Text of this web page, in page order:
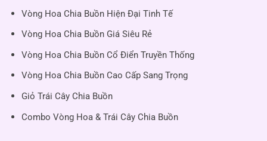
Vòng Hoa Chia Buồn Hiện Đại Tinh Tế
Vòng Hoa Chia Buồn Giá Siêu Rẻ
Vòng Hoa Chia Buồn Cổ Điển Truyền Thống
Vòng Hoa Chia Buồn Cao Cấp Sang Trọng
Giỏ Trái Cây Chia Buồn
Combo Vòng Hoa & Trái Cây Chia Buồn